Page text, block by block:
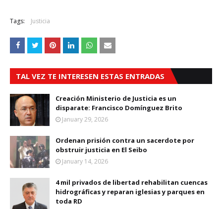
Tags: Justicia
TAL VEZ TE INTERESEN ESTAS ENTRADAS
Creación Ministerio de Justicia es un
disparate: Francisco Domínguez Brito
January 29, 2026
Ordenan prisión contra un sacerdote por
obstruir justicia en El Seibo
January 14, 2026
4 mil privados de libertad rehabilitan cuencas
hidrográficas y reparan iglesias y parques en
toda RD